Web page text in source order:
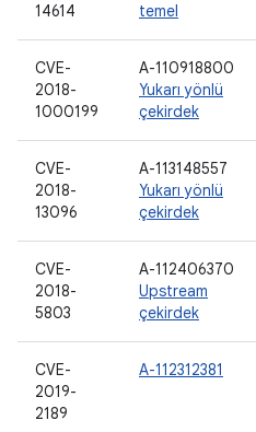
14614
temel
CVE-
2018-
1000199
A-110918800
Yukarı yönlü
çekirdek
CVE-
2018-
13096
A-113148557
Yukarı yönlü
çekirdek
CVE-
2018-
5803
A-112406370
Upstream
çekirdek
CVE-
2019-
2189
A-112312381